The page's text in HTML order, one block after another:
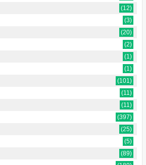
(12)
(3)
(20)
(2)
(1)
(1)
(101)
(11)
(11)
(397)
(25)
(5)
(89)